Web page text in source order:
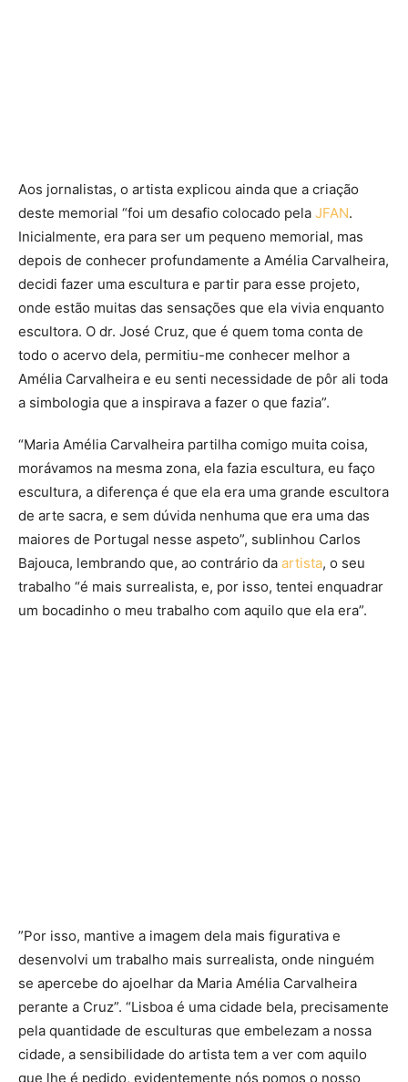
Aos jornalistas, o artista explicou ainda que a criação
deste memorial “foi um desafio colocado pela JFAN.
Inicialmente, era para ser um pequeno memorial, mas
depois de conhecer profundamente a Amélia Carvalheira,
decidi fazer uma escultura e partir para esse projeto,
onde estão muitas das sensações que ela vivia enquanto
escultora. O dr. José Cruz, que é quem toma conta de
todo o acervo dela, permitiu-me conhecer melhor a
Amélia Carvalheira e eu senti necessidade de pôr ali toda
a simbologia que a inspirava a fazer o que fazia”.
“Maria Amélia Carvalheira partilha comigo muita coisa,
morávamos na mesma zona, ela fazia escultura, eu faço
escultura, a diferença é que ela era uma grande escultora
de arte sacra, e sem dúvida nenhuma que era uma das
maiores de Portugal nesse aspeto”, sublinhou Carlos
Bajouca, lembrando que, ao contrário da artista, o seu
trabalho “é mais surrealista, e, por isso, tentei enquadrar
um bocadinho o meu trabalho com aquilo que ela era”.
”Por isso, mantive a imagem dela mais figurativa e
desenvolvi um trabalho mais surrealista, onde ninguém
se apercebe do ajoelhar da Maria Amélia Carvalheira
perante a Cruz”. “Lisboa é uma cidade bela, precisamente
pela quantidade de esculturas que embelezam a nossa
cidade, a sensibilidade do artista tem a ver com aquilo
que lhe é pedido, evidentemente nós pomos o nosso